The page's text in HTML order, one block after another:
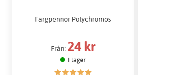
Färgpennor Polychromos
Från: 24 kr
I lager